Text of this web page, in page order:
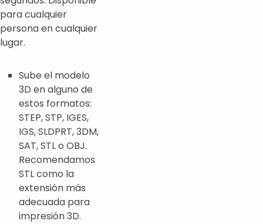
para cualquier
persona en cualquier
lugar.
Sube el modelo
3D en alguno de
estos formatos:
STEP, STP, IGES,
IGS, SLDPRT, 3DM,
SAT, STL o OBJ.
Recomendamos
STL como la
extensión más
adecuada para
impresión 3D.